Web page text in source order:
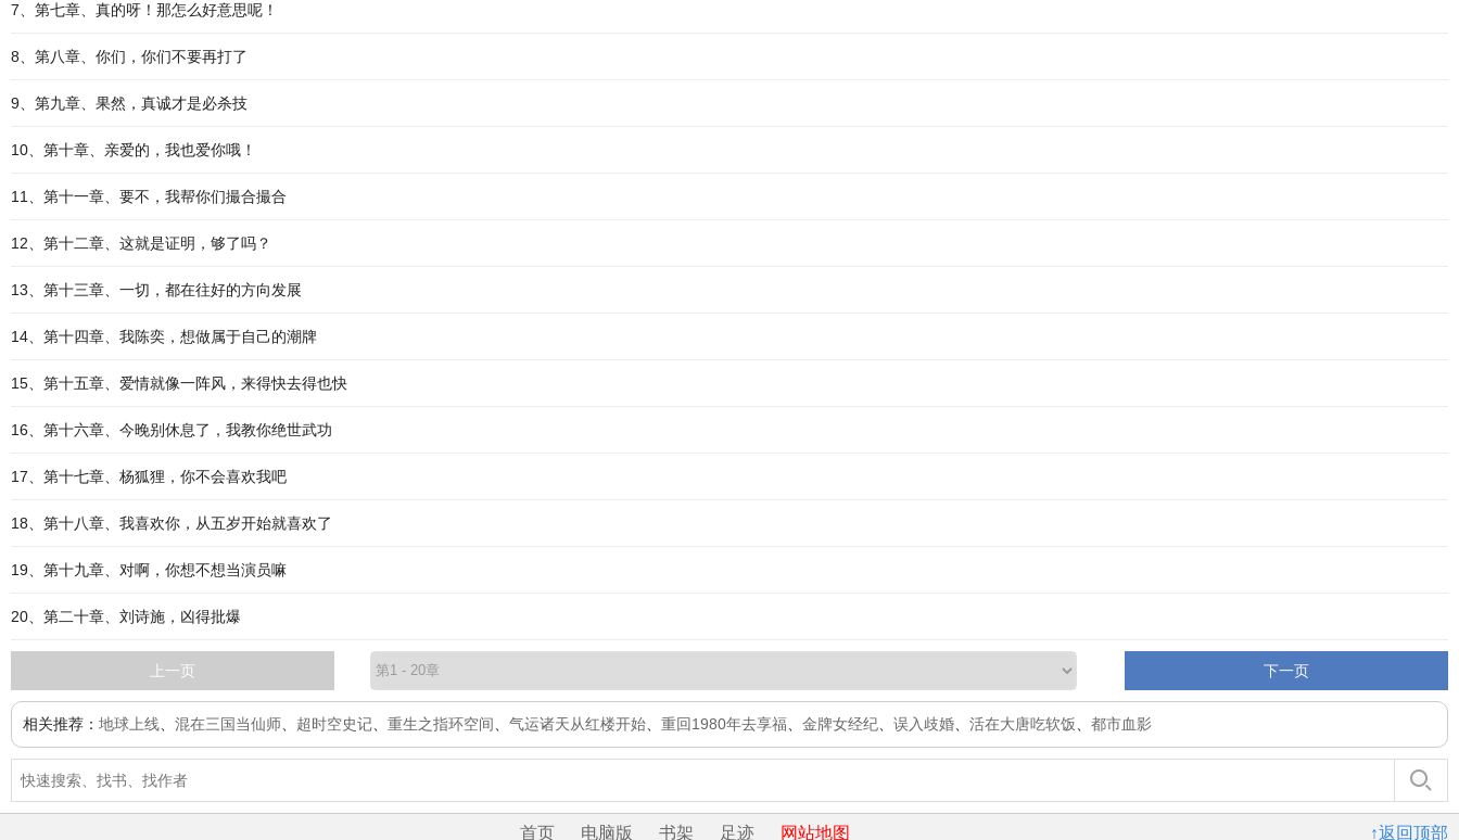
7、第七章、真的呀！那怎么好意思呢！
8、第八章、你们，你们不要再打了
9、第九章、果然，真诚才是必杀技
10、第十章、亲爱的，我也爱你哦！
11、第十一章、要不，我帮你们撮合撮合
12、第十二章、这就是证明，够了吗？
13、第十三章、一切，都在往好的方向发展
14、第十四章、我陈奕，想做属于自己的潮牌
15、第十五章、爱情就像一阵风，来得快去得也快
16、第十六章、今晚别休息了，我教你绝世武功
17、第十七章、杨狐狸，你不会喜欢我吧
18、第十八章、我喜欢你，从五岁开始就喜欢了
19、第十九章、对啊，你想不想当演员嘛
20、第二十章、刘诗施，凶得批爆
上一页 下一页
相关推荐： 地球上线 混在三国当仙师 超时空史记 重生之指环空间 气运诸天从红楼开始 重回1980年去享福 金牌女经纪 误入歧婚 活在大唐吃软饭 都市血影
↑返回顶部
首页 电脑版 书架 足迹 网站地图